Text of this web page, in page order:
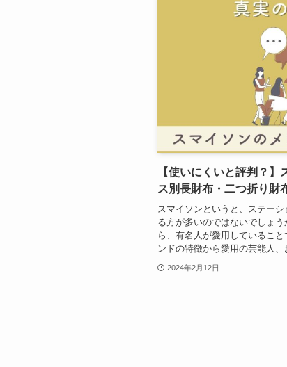
【使いにくいと評判？
ス別長財布・二つ折り財
スマイソンというと、ステー
る方が多いのではないでしょ
ら、有名人が愛用しているこ
ンドの特徴から愛用の芸能人、
2024年2月12日